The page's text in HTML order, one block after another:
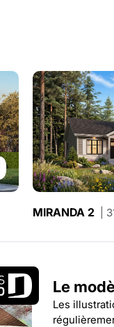
MIRANDA 2 |
Le
Les